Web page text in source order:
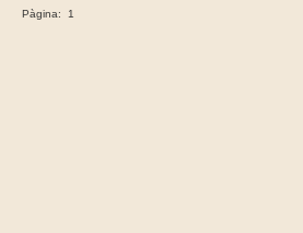
Pàgina: 1